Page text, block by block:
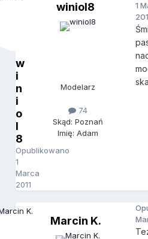
w
i
n
i
o
l
8
Opublikowano
1
Marca
2011
winiol8
Modelarz
74
Skąd: Poznań
Imię: Adam
1
Marcin K.